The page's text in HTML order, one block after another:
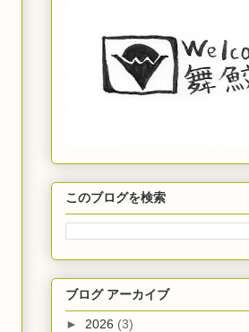
このブログを検索
ブログ アーカイブ
► 2026 (3)